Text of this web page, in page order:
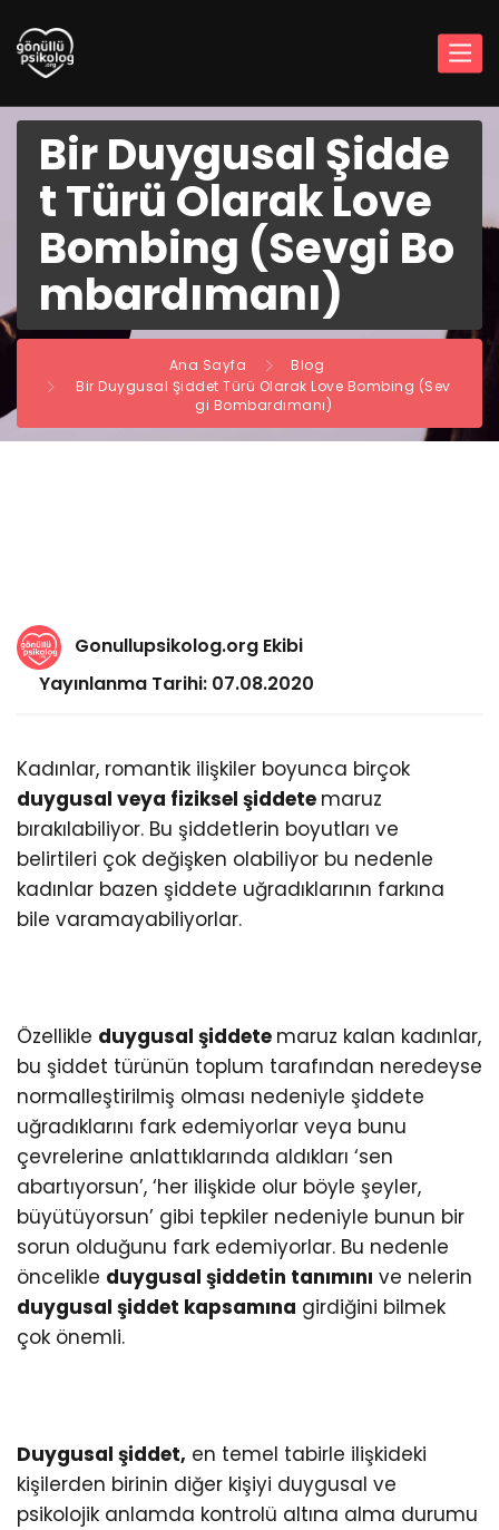
Bir Duygusal Şidde
t Türü Olarak Love
Bombing (Sevgi Bo
mbardımanı)
Ana Sayfa
Blog
Bir Duygusal Şiddet Türü Olarak Love Bombing (Sev
gi Bombardımanı)
Gonullupsikolog.org Ekibi
Yayınlanma Tarihi: 07.08.2020
Kadınlar, romantik ilişkiler boyunca birçok
duygusal veya fiziksel şiddete maruz
bırakılabiliyor. Bu şiddetlerin boyutları ve
belirtileri çok değişken olabiliyor bu nedenle
kadınlar bazen şiddete uğradıklarının farkına
bile varamayabiliyorlar.
Özellikle duygusal şiddete maruz kalan kadınlar,
bu şiddet türünün toplum tarafından neredeyse
normalleştirilmiş olması nedeniyle şiddete
uğradıklarını fark edemiyorlar veya bunu
çevrelerine anlattıklarında aldıkları ‘sen
abartıyorsun’, ‘her ilişkide olur böyle şeyler,
büyütüyorsun’ gibi tepkiler nedeniyle bunun bir
sorun olduğunu fark edemiyorlar. Bu nedenle
öncelikle duygusal şiddetin tanımını ve nelerin
duygusal şiddet kapsamına girdiğini bilmek
çok önemli.
Duygusal şiddet, en temel tabirle ilişkideki
kişilerden birinin diğer kişiyi duygusal ve
psikolojik anlamda kontrolü altına alma durumu